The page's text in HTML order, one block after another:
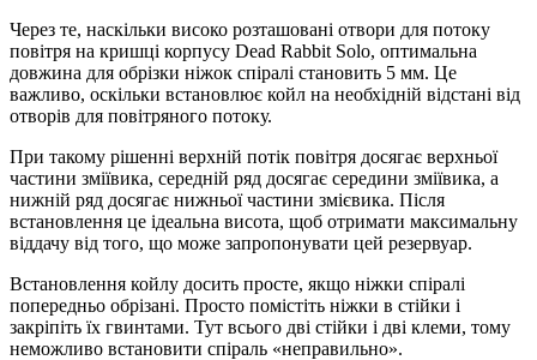
Через те, наскільки високо розташовані отвори для потоку
повітря на кришці корпусу Dead Rabbit Solo, оптимальна
довжина для обрізки ніжок спіралі становить 5 мм. Це
важливо, оскільки встановлює койл на необхідній відстані від
отворів для повітряного потоку.
При такому рішенні верхній потік повітря досягає верхньої
частини зміївика, середній ряд досягає середини зміївика, а
нижній ряд досягає нижньої частини змієвика. Після
встановлення це ідеальна висота, щоб отримати максимальну
віддачу від того, що може запропонувати цей резервуар.
Встановлення койлу досить просте, якщо ніжки спіралі
попередньо обрізані. Просто помістіть ніжки в стійки і
закріпіть їх гвинтами. Тут всього дві стійки і дві клеми, тому
неможливо встановити спіраль «неправильно».